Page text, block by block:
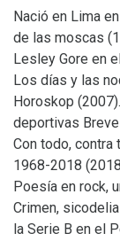
Nació en Lima
de las moscas
Lesley Gore en
Los días y las
Horoskop (2007).
deportivas
Con todo, contra
1968-2018
Poesía en rock,
Crimen,
la Serie B en el